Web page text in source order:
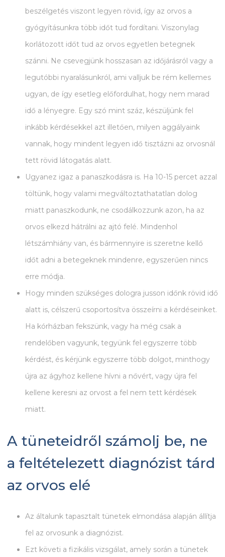
beszélgetés viszont legyen rövid, így az orvos a
gyógyításunkra több időt tud fordítani. Viszonylag
korlátozott időt tud az orvos egyetlen betegnek
szánni. Ne csevegjünk hosszasan az időjárásról vagy a
legutóbbi nyaralásunkról, ami valljuk be rém kellemes
ugyan, de így esetleg előfordulhat, hogy nem marad
idő a lényegre. Egy szó mint száz, készüljünk fel
inkább kérdésekkel azt illetően, milyen aggályaink
vannak, hogy mindent legyen idő tisztázni az orvosnál
tett rövid látogatás alatt.
Ugyanez igaz a panaszkodásra is. Ha 10-15 percet azzal
töltünk, hogy valami megváltoztathatatlan dolog
miatt panaszkodunk, ne csodálkozzunk azon, ha az
orvos elkezd hátrálni az ajtó felé. Mindenhol
létszámhiány van, és bármennyire is szeretne kellő
időt adni a betegeknek mindenre, egyszerűen nincs
erre módja.
Hogy minden szükséges dologra jusson időnk rövid idő
alatt is, célszerű csoportosítva összeírni a kérdéseinket.
Ha kórházban fekszünk, vagy ha még csak a
rendelőben vagyunk, tegyünk fel egyszerre több
kérdést, és kérjünk egyszerre több dolgot, minthogy
újra az ágyhoz kellene hívni a nővért, vagy újra fel
kellene keresni az orvost a fel nem tett kérdések
miatt.
A tüneteidről számolj be, ne
a feltételezett diagnózist tárd
az orvos elé
Az általunk tapasztalt tünetek elmondása alapján állítja
fel az orvosunk a diagnózist.
Ezt követi a fizikális vizsgálat, amely során a tünetek